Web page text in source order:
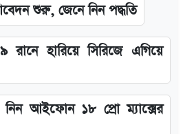
শুরু, জেনে নিন পদ্ধতি
রানে হারিয়ে সিরিজে এগিয়ে
নিন আইফোন ১৮ প্রো ম্যাক্সের